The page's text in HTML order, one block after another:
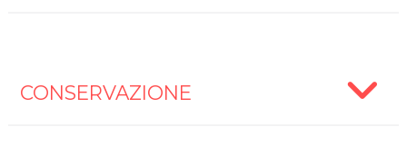
CONSERVAZIONE